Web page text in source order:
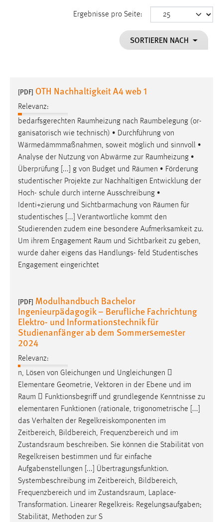
Ergebnisse pro Seite:
SORTIEREN NACH
[PDF] OTH Nachhaltigkeit A4 web 1
Relevanz:
bedarfsgerechten Raumheizung nach Raumbelegung (or-
ganisatorisch wie technisch) • Durchführung von
Wärmedämmmaßnahmen, soweit möglich und sinnvoll •
Analyse der Nutzung von Abwärme zur Raumheizung •
Überprüfung [...] g von Budget und Räumen • Förderung
studentischer Projekte zur Nachhaltigen Entwicklung der
Hoch- schule durch interne Ausschreibung •
Identi+zierung und Sichtbarmachung von Räumen für
studentisches [...] Verantwortliche kommt den
Studierenden zudem eine besondere Aufmerksamkeit zu.
Um ihrem Engagement Raum und Sichtbarkeit zu geben,
wurde daher eigens das Handlungs- feld Studentisches
Engagement eingerichtet
[PDF] Modulhandbuch Bachelor
Ingenieurpädagogik – Berufliche Fachrichtung
Elektro- und Informationstechnik für
Studienanfänger ab dem Sommersemester
2024
Relevanz:
n, Lösen von Gleichungen und Ungleichungen 
Elementare Geometrie, Vektoren in der Ebene und im
Raum  Funktionsbegriff und grundlegende Kenntnisse zu
elementaren Funktionen (rationale, trigonometrische [...]
das Verhalten der Regelkreiskomponenten im
Zeitbereich, Bildbereich, Frequenzbereich und im
Zustandsraum beschreiben. Sie können die Stabilität von
Regelkreisen bestimmen und für einfache
Aufgabenstellungen [...] Übertragungsfunktion.
Systembeschreibung im Zeitbereich, Bildbereich,
Frequenzbereich und im Zustandsraum, Laplace-
Transformation. Linearer Regelkreis: Regelungsaufgaben;
Stabilität, Methoden zur S
cookie_consent
Dieser Cookie speichert die ausgewählten Einverständnis-
Performance
Name:
Zweck:
Für performante Seitenauslieferung wird in diesem Cookie
gespeichert, ob man eingeloggt ist.
Sprachpräferenz
Name:
site-language-preference
Zweck:
Das Cookie speichert die gewählte Sprache der Website.
30 Tage
Chat
Name:
MibewSessionID, MIBEW_UserID, mibew_locale, mibew-
chat-frame-style-5e9dbeb1811c0446
Zweck:
Wird benötigt um die Chatfunktion nutzen zu können.
Cookie Laufzeit:
MibewSessionID, mibew-chat-frame-style-
5e9dbeb1811c0446 = Sitzungslaufzeit, mibew_locale = 3
Jahre, MIBEW_UserID = 1 Jahr
Login
Name:
fe_user, be_user, be_lastLoginProvider